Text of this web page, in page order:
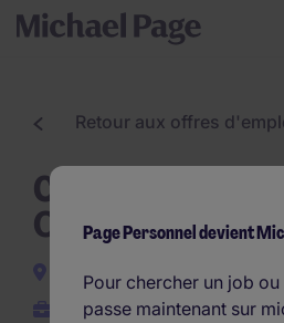
Retour aux offres
Conducteur de
Oeuvre Rennes
Rennes
CDI
Page Personnel devient
Pour chercher un job
passe maintenant sur